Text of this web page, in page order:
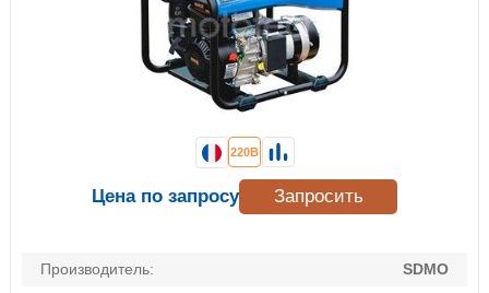
Производитель:
SDMO
220В
Цена по запросу Запросить